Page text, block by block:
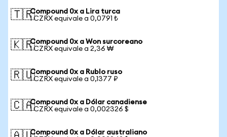
🇹🇷Compound 0x a Lira turca
1 CZRX equivale a 0,0791 ₺
🇰🇷Compound 0x a Won surcoreano
1 CZRX equivale a 2,36 ₩
🇷🇺Compound 0x a Rublo ruso
1 CZRX equivale a 0,1377 ₽
🇨🇦Compound 0x a Dólar canadiense
1 CZRX equivale a 0,002326 $
Compound 0x a Dólar australiano